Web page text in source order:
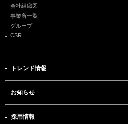
会社組織図
事業所一覧
グループ
CSR
トレンド情報
お知らせ
採用情報